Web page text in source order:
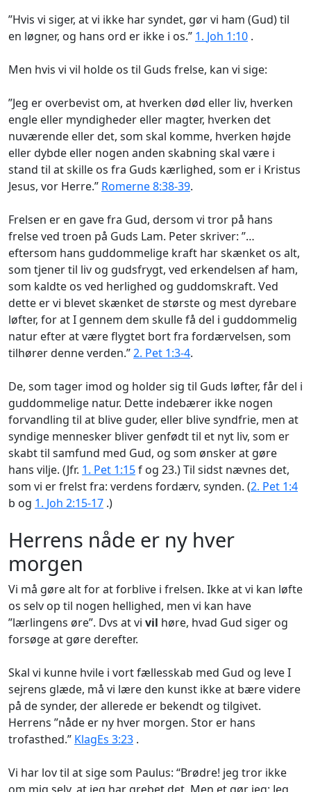
”Hvis vi siger, at vi ikke har syndet, gør vi ham (Gud) til
en løgner, og hans ord er ikke i os.” 1. Joh 1:10 .
Men hvis vi vil holde os til Guds frelse, kan vi sige:
”Jeg er overbevist om, at hverken død eller liv, hverken
engle eller myndigheder eller magter, hverken det
nuværende eller det, som skal komme, hverken højde
eller dybde eller nogen anden skabning skal være i
stand til at skille os fra Guds kærlighed, som er i Kristus
Jesus, vor Herre.” Romerne 8:38-39.
Frelsen er en gave fra Gud, dersom vi tror på hans
frelse ved troen på Guds Lam. Peter skriver: ”…
eftersom hans guddommelige kraft har skænket os alt,
som tjener til liv og gudsfrygt, ved erkendelsen af ham,
som kaldte os ved herlighed og guddomskraft. Ved
dette er vi blevet skænket de største og mest dyrebare
løfter, for at I gennem dem skulle få del i guddommelig
natur efter at være flygtet bort fra fordærvelsen, som
tilhører denne verden.”2. Pet 1:3-4.
De, som tager imod og holder sig til Guds løfter, får del i
guddommelige natur. Dette indebærer ikke nogen
forvandling til at blive guder, eller blive syndfrie, men at
syndige mennesker bliver genfødt til et nyt liv, som er
skabt til samfund med Gud, og som ønsker at gøre
hans vilje. (Jfr. 1. Pet 1:15f og 23.) Til sidst nævnes det,
som vi er frelst fra: verdens fordærv, synden. (2. Pet 1:4
b og 1. Joh 2:15-17 .)
Herrens nåde er ny hver
morgen
Vi må gøre alt for at forblive i frelsen. Ikke at vi kan løfte
os selv op til nogen hellighed, men vi kan have
”lærlingens øre”. Dvs at vi vil høre, hvad Gud siger og
forsøge at gøre derefter.
Skal vi kunne hvile i vort fællesskab med Gud og leve I
sejrens glæde, må vi lære den kunst ikke at bære videre
på de synder, der allerede er bekendt og tilgivet.
Herrens ”nåde er ny hver morgen. Stor er hans
trofasthed.” KlagEs 3:23 .
Vi har lov til at sige som Paulus: “Brødre! jeg tror ikke